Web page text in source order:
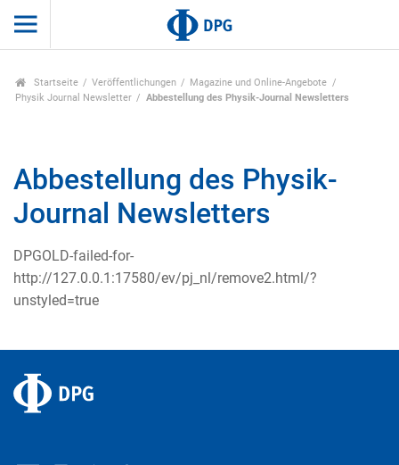
Startseite Veröffentlichungen
Magazine und Online-Angebote
Physik Journal Newsletter
Abbestellung des Physik-Journal Newsletters
Abbestellung des Physik-
Journal Newsletters
DPGOLD-failed-for-
http://127.0.0.1:17580/ev/pj_nl/remove2.html/?
unstyled=true